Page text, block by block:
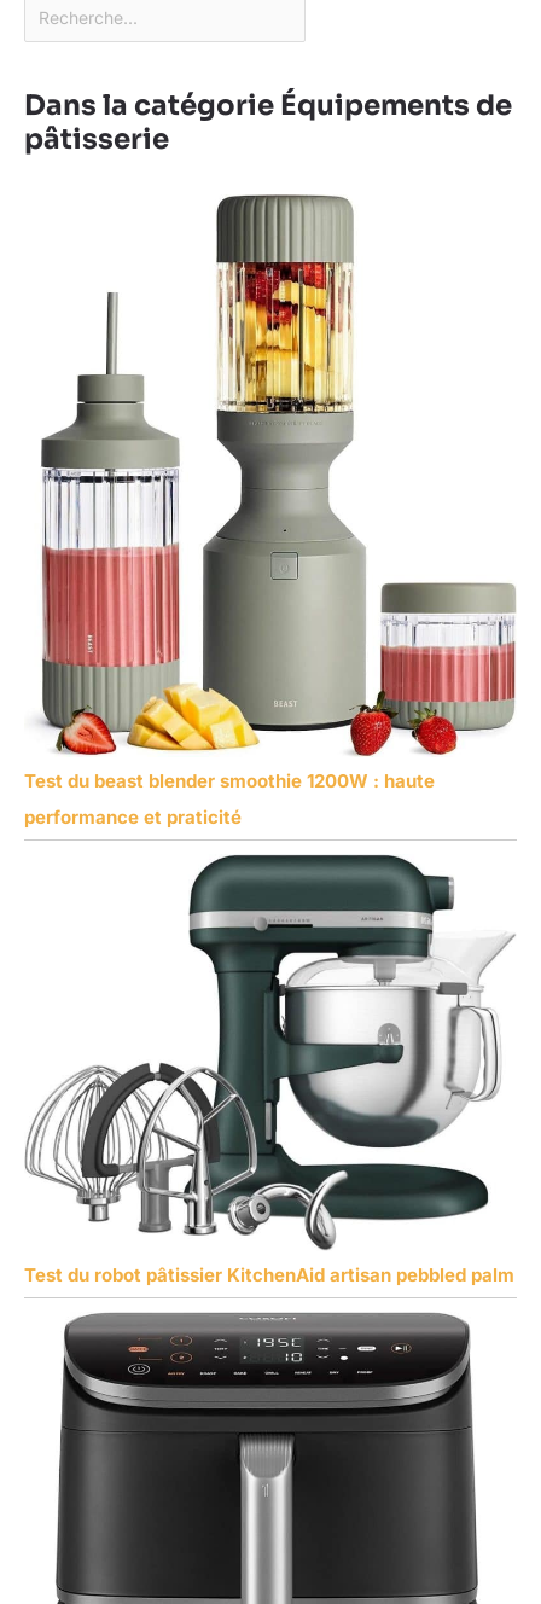
Dans la catégorie Équipements de
pâtisserie
Test du beast blender smoothie 1200W : haute
performance et praticité
Test du robot pâtissier KitchenAid artisan pebbled palm